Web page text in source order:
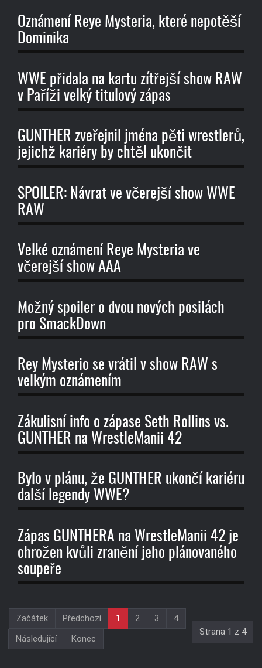
Oznámení Reye Mysteria, které nepotěší
Dominika
WWE přidala na kartu zítřejší show RAW
v Paříži velký titulový zápas
GUNTHER zveřejnil jména pěti wrestlerů,
jejichž kariéry by chtěl ukončit
SPOILER: Návrat ve včerejší show WWE
RAW
Velké oznámení Reye Mysteria ve
včerejší show AAA
Možný spoiler o dvou nových posilách
pro SmackDown
Rey Mysterio se vrátil v show RAW s
velkým oznámením
Zákulisní info o zápase Seth Rollins vs.
GUNTHER na WrestleManii 42
Bylo v plánu, že GUNTHER ukončí kariéru
další legendy WWE?
Zápas GUNTHERA na WrestleManii 42 je
ohrožen kvůli zranění jeho plánovaného
soupeře
Strana 1 z 4
Začátek Předchozí 1 2 3
4
Následující
Konec